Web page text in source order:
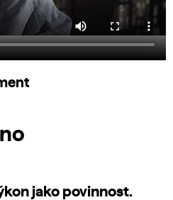
jako povinnost.